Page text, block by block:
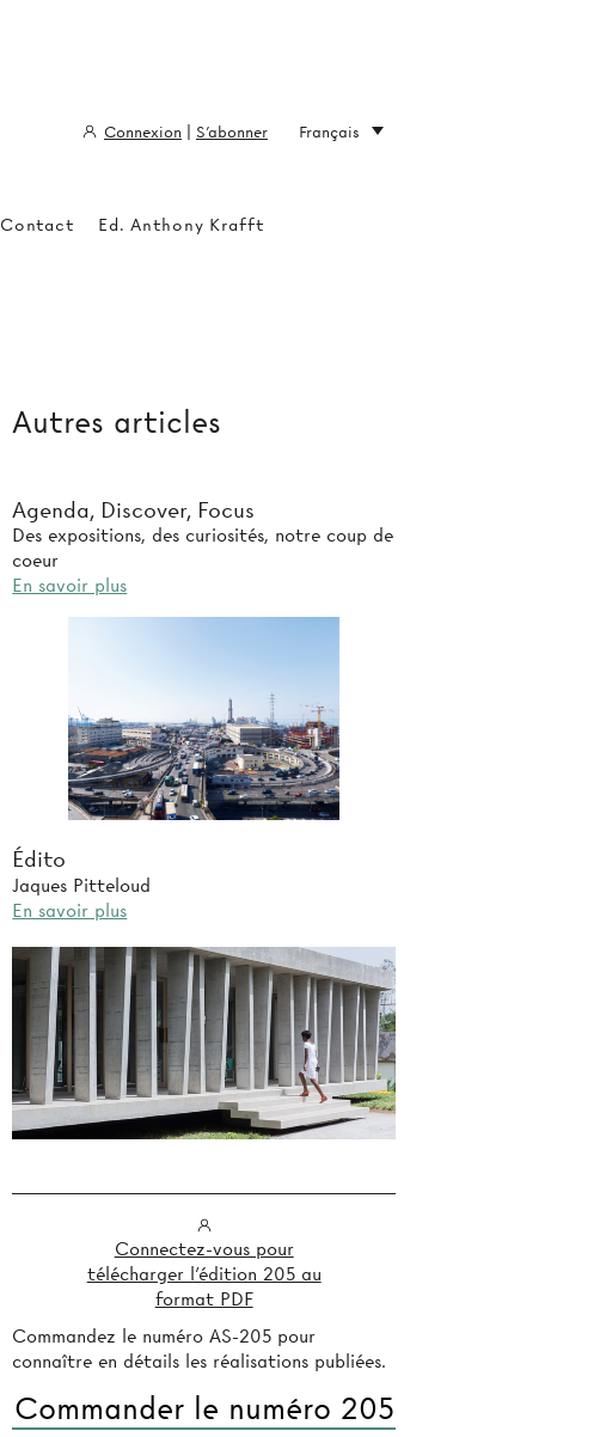
Autres articles
Agenda, Discover, Focus
Des expositions, des curiosités, notre coup de
coeur
En savoir plus
Édito
Jaques Pitteloud
En savoir plus
Connectez-vous pour
télécharger l'édition 205 au
format PDF
Commandez le numéro AS-205 pour
connaître en détails les réalisations publiées.
Commander le numéro 205
Contact Ed. Anthony Krafft
Connexion S'abonner Français